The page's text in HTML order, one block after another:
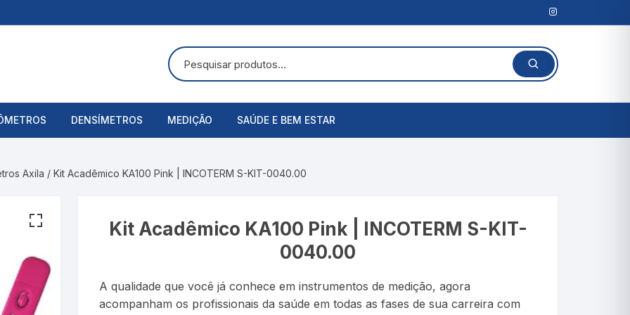
DENSÍMETROS
Cartier
MEDIÇÃO
Balança
Decibelímetros
SAÚDE E BEM ESTAR
Cortadores de Comprimidos
Balanças Corporais
Bandagens
Bombas de Leite
Axila / Kit Acadêmico KA100 Pink | INCOTERM S-KIT-0040.00
Kit Acadêmico KA100 Pink | INCOTERM S-KIT-
0040.00
A qualidade que você já conhece em instrumentos de medição, agora
acompanham os profissionais da saúde em todas as fases de sua carreira com